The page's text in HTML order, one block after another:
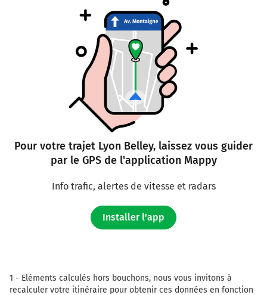
Pour votre trajet Lyon Belley, laissez vous guider
par le GPS de l'application Mappy
Info trafic, alertes de vitesse et radars
Installer l'app
1 - Eléments calculés hors bouchons, nous vous invitons à
recalculer votre itinéraire pour obtenir ces données en fonction